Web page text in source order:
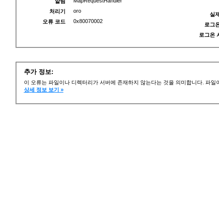
처리기
oro
오류 코드
0x80070002
실
로그
로그온
추가 정보:
이 오류는 파일이나 디렉터리가 서버에 존재하지 않는다는 것을 의미합니다. 파
상세 정보 보기 »